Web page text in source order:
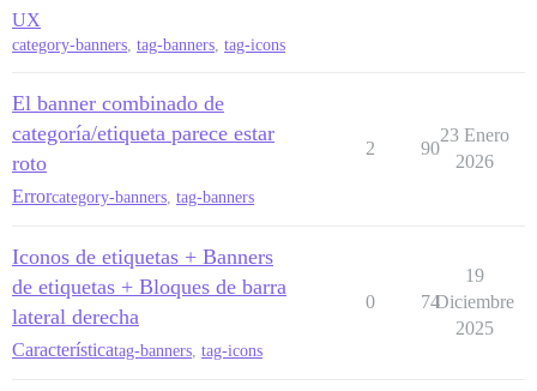
UX
category-banners, tag-banners, tag-icons
El banner combinado de
categoría/etiqueta parece estar
roto
Errorcategory-banners tag-banners
2 90
23 Enero
2026
Iconos de etiquetas + Banners
de etiquetas + Bloques de barra
lateral derecha
Característicatag-banners tag-icons
0 74
19
Diciembre
2025